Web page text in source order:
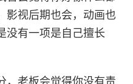
影视后期也会，动画也
没有一项是自己擅长
，老板会觉得你没有责